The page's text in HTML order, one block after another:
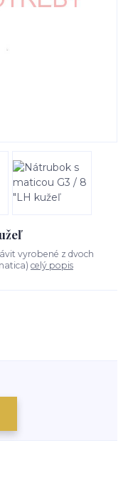
vyrobené z dvoch
celý popis